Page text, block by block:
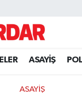
ASAYİŞ
ASAYİŞ
Durumu ve Fikstür